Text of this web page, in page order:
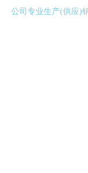
公司专业生产(供应)